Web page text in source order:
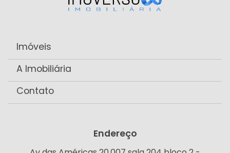
Imóveis
A Imobiliária
Contato
Endereço